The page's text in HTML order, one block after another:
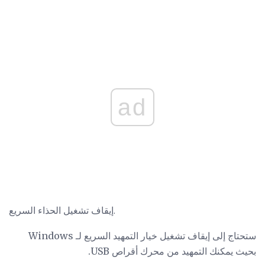
ad
إيقاف تشغيل الحذاء السريع.
ستحتاج إلى إيقاف تشغيل خيار التمهيد السريع لـ Windows
بحيث يمكنك التمهيد من محرك أقراص USB.